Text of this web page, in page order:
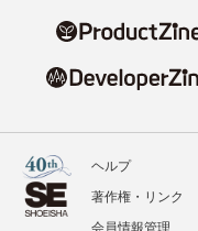
ヘルプ
著作権・リンク
会員情報管理